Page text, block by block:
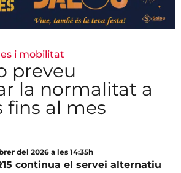
i mobilitat
preveu
la normalitat a
fins al mes
del 2026 a les 14:35h
continua el servei alternatiu